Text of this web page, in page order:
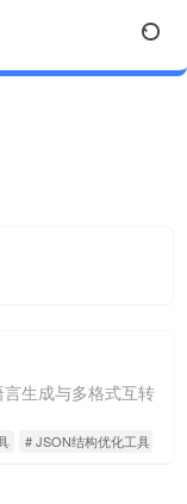
生成与多格式互转
# JSON结构优化工具